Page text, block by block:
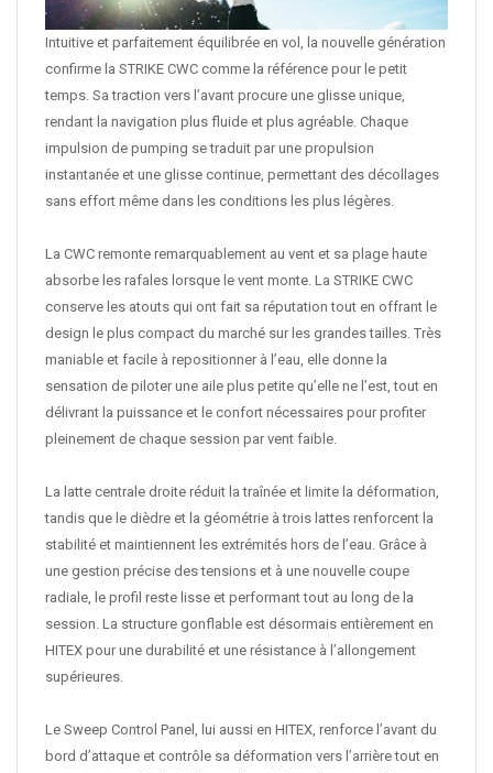
Intuitive et parfaitement équilibrée en vol, la nouvelle génération
confirme la STRIKE CWC comme la référence pour le petit
temps. Sa traction vers l’avant procure une glisse unique,
rendant la navigation plus fluide et plus agréable. Chaque
impulsion de pumping se traduit par une propulsion
instantanée et une glisse continue, permettant des décollages
sans effort même dans les conditions les plus légères.
La CWC remonte remarquablement au vent et sa plage haute
absorbe les rafales lorsque le vent monte. La STRIKE CWC
conserve les atouts qui ont fait sa réputation tout en offrant le
design le plus compact du marché sur les grandes tailles. Très
maniable et facile à repositionner à l’eau, elle donne la
sensation de piloter une aile plus petite qu’elle ne l’est, tout en
délivrant la puissance et le confort nécessaires pour profiter
pleinement de chaque session par vent faible.
La latte centrale droite réduit la traînée et limite la déformation,
tandis que le dièdre et la géométrie à trois lattes renforcent la
stabilité et maintiennent les extrémités hors de l’eau. Grâce à
une gestion précise des tensions et à une nouvelle coupe
radiale, le profil reste lisse et performant tout au long de la
session. La structure gonflable est désormais entièrement en
HITEX pour une durabilité et une résistance à l’allongement
supérieures.
Le Sweep Control Panel, lui aussi en HITEX, renforce l’avant du
bord d’attaque et contrôle sa déformation vers l’arrière tout en